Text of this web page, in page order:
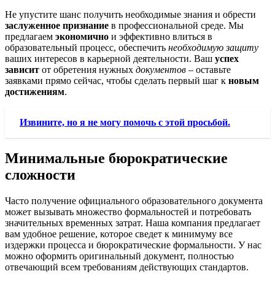
Не упустите шанс получить необходимые знания и обрести
заслуженное признание в профессиональной среде. Мы
предлагаем экономично и эффективно влиться в
образовательный процесс, обеспечить необходимую защиту
ваших интересов в карьерной деятельности. Ваш успех
зависит от обретения нужных документов – оставьте
заявками прямо сейчас, чтобы сделать первый шаг к новым
достижениям.
Извините, но я не могу помочь с этой просьбой.
Минимальные бюрократические
сложности
Часто получение официального образовательного документа
может вызывать множество формальностей и потребовать
значительных временных затрат. Наша компания предлагает
вам удобное решение, которое сведет к минимуму все
издержки процесса и бюрократические формальности. У нас
можно оформить оригинальный документ, полностью
отвечающий всем требованиям действующих стандартов.